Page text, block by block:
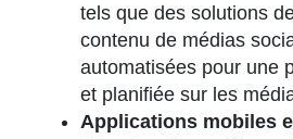
tels que des solutions
contenu de médias
automatisées pour une
et planifiée sur les
Applications mobiles